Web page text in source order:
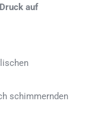
auf
schimmernden